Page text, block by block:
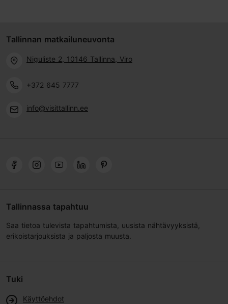
Tallinnan matkailuneuvonta
Niguliste 2, 10146 Tallinna, Viro
+372 645 7777
info@visittallinn.ee
Tallinnassa tapahtuu
Saa tietoa tulevista tapahtumista, uusista nähtävyyksistä,
erikoistarjouksista ja paljosta muusta.
Tuki
Käyttöehdot